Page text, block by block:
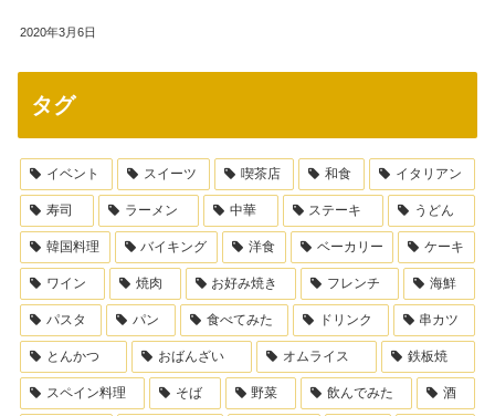
2020年3月6日
タグ
イベント スイーツ 喫茶店 和食 イタリアン
寿司 ラーメン 中華 ステーキ うどん
韓国料理 バイキング 洋食 ベーカリー ケーキ
ワイン 焼肉 お好み焼き フレンチ 海鮮
パスタ パン 食べてみた ドリンク 串カツ
とんかつ おばんざい オムライス 鉄板焼
スペイン料理 そば 野菜 飲んでみた 酒